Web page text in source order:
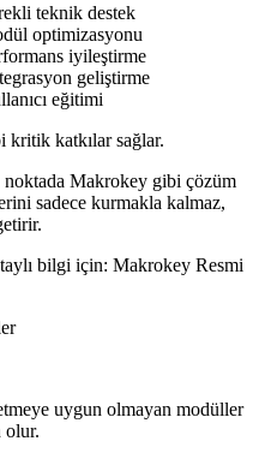
teknik destek
optimizasyonu
iyileştirme
geliştirme
eğitimi
katkılar sağlar.
Makrokey gibi çözüm
sadece kurmakla kalmaz,
bilgi için: Makrokey Resmi
uygun olmayan modüller
olur.